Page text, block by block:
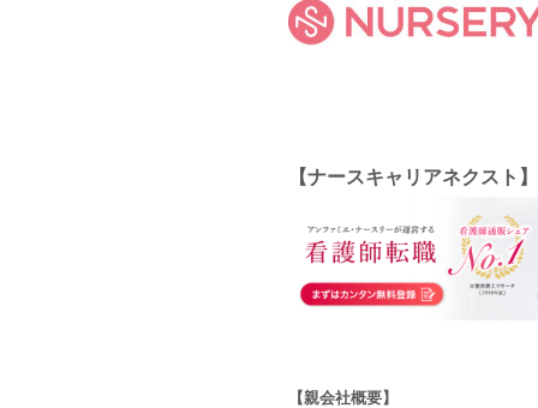
【ナースキャリアネクスト】
【親会社概要】